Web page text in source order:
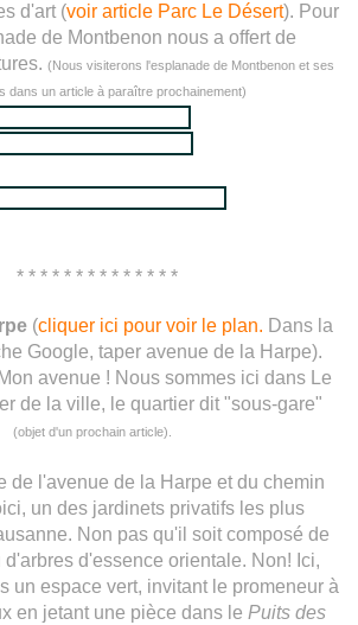
d'art (voir article Parc Le Désert). Pour
de Montbenon nous a offert de
(Nous visiterons l'esplanade de Montbenon et ses
dans un article à paraître prochainement)
* * * * * * * * * * * * * *
(cliquer ici pour voir le plan. Dans la
Google, taper avenue de la Harpe).
avenue ! Nous sommes ici dans Le
de la ville, le quartier dit "sous-gare"
(objet d'un prochain article).
de l'avenue de la Harpe et du chemin
un des jardinets privatifs les plus
Non pas qu'il soit composé de
d'arbres d'essence orientale. Non! Ici,
un espace vert, invitant le promeneur à
en jetant une pièce dans le Puits des